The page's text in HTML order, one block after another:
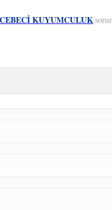
CEBECİ KUYUMCULUK